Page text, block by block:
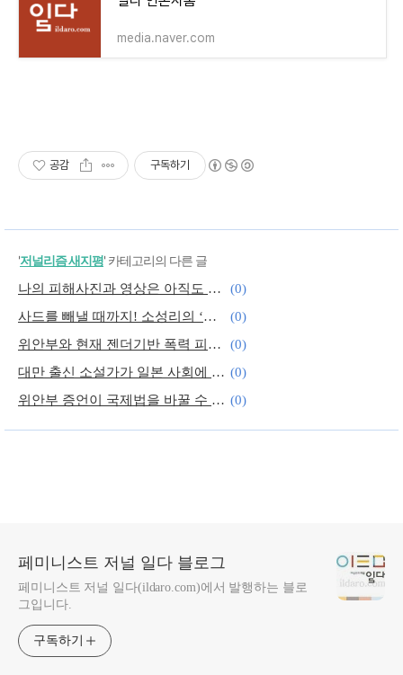
media.naver.com
공감 구독하기
'저널리즘 새지평' 카테고리의 다른 글
나의 피해사진과 영상은 아직도 유포되고 있다
(0)
사드를 빼낼 때까지! 소성리의 ‘싸우는 평화’
(0)
위안부와 현재 젠더기반 폭력 피해자의 교차적 ‘증언’
(0)
대만 출신 소설가가 일본 사회에 던진 화두 (0)
위안부 증언이 국제법을 바꿀 수 있기를 (0)
시행 앞둔 ‘스토킹처벌법’…제대로 작동하려면 (0)
페미니스트 저널 일다 블로그
페미니스트 저널 일다(ildaro.com)에서 발행하는 블로
그입니다.
구독하기